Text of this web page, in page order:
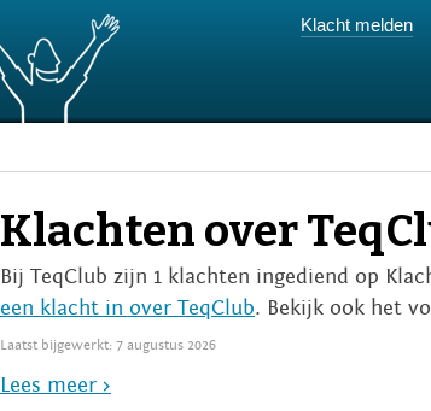
Klacht melden
Klachten over
Bij TeqClub zijn 1 klachten ingediend op
een klacht in over TeqClub. Bekijk ook het
Laatst bijgewerkt: 7 augustus 2026
Lees meer >